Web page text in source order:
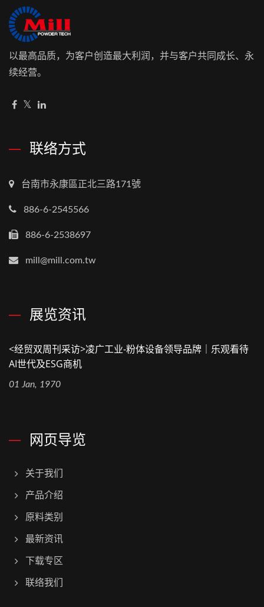
以最高品质，为客户创造最大利润，并与客户共同成长、永
续经营。
联络方式
台南市永康區正北三路171號
886-6-2545566
886-6-2538697
mill@mill.com.tw
展览资讯
<经贸双周刊采访>凌广工业-粉体设备领导品牌｜乐观看待
AI世代及ESG商机
01 Jan, 1970
网页导览
关于我们
产品介绍
原料类别
最新资讯
下载专区
联络我们